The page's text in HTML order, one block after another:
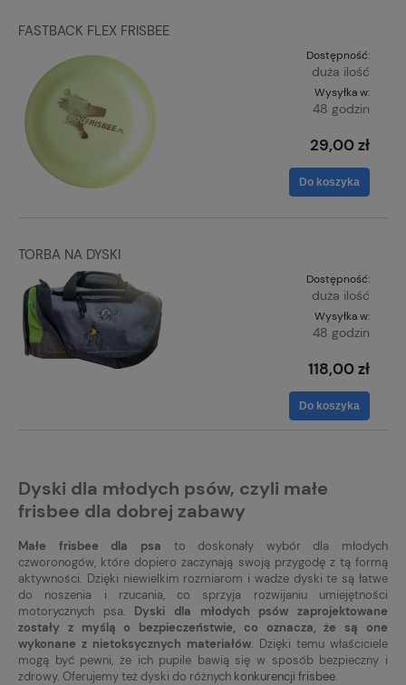
FASTBACK FLEX FRISBEE
Dostępność:
duża ilość
Wysyłka w:
48 godzin
29,00 zł
Do koszyka
TORBA NA DYSKI
Dostępność:
duża ilość
Wysyłka w:
48 godzin
118,00 zł
Do koszyka
Dyski dla młodych psów, czyli małe
frisbee dla dobrej zabawy
Małe frisbee dla psa to doskonały wybór dla młodych
czworonogów, które dopiero zaczynają swoją przygodę z tą formą
aktywności. Dzięki niewielkim rozmiarom i wadze dyski te są łatwe
do noszenia i rzucania, co sprzyja rozwijaniu umiejętności
motorycznych psa. Dyski dla młodych psów zaprojektowane
zostały z myślą o bezpieczeństwie, co oznacza, że są one
wykonane z nietoksycznych materiałów. Dzięki temu właściciele
mogą być pewni, że ich pupile bawią się w sposób bezpieczny i
zdrowy. Oferujemy też dyski do różnych konkurencji frisbee.